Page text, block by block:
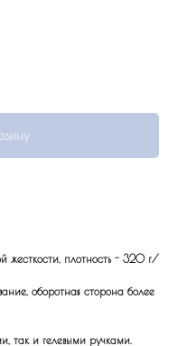
жесткости, плотность - 320 г/
оборотная сторона более
так и гелевыми ручками.